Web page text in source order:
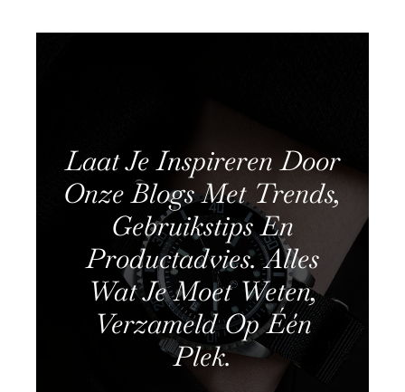
Laat Je Inspireren Door
Onze Blogs Met Trends,
Gebruikstips En
Productadvies. Alles
Wat Je Moet Weten,
Verzameld Op Één
Plek.